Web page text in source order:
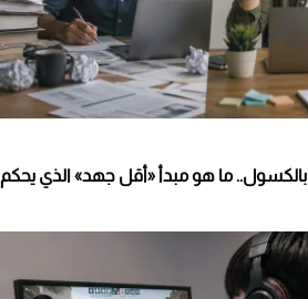
ما هو مبدأ «أقل جهد» الذي يحكم